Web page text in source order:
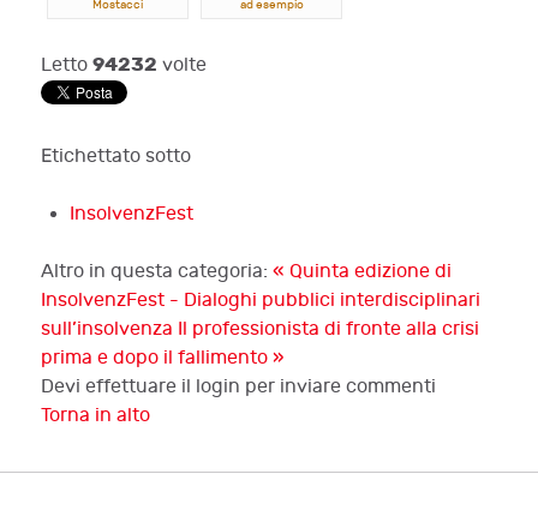
Mostacci
ad esempio
Letto 94232 volte
Etichettato sotto
InsolvenzFest
Altro in questa categoria: « Quinta edizione di
InsolvenzFest - Dialoghi pubblici interdisciplinari
sull’insolvenza Il professionista di fronte alla crisi
prima e dopo il fallimento »
Devi effettuare il login per inviare commenti
Torna in alto